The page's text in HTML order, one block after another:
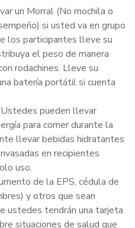
un Morral (No mochila o
si usted va en grupo
los participantes lleve su
el peso de manera
rodachines. Lleve su
batería portátil si cuenta
pueden llevar
para comer durante la
llevar bebidas hidratantes
en recipientes
uso.
de la EPS, cédula de
y otros que sean
ustedes tendrán una tarjeta
situaciones de salud que